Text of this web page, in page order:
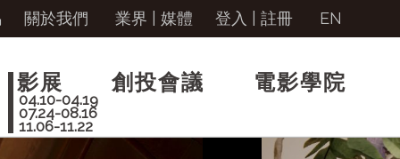
關於我們 業界 | 媒體 登入 註冊 EN
影展
04.10-04.19
07.24-08.16
11.06-11.22
創投會議 電影學院